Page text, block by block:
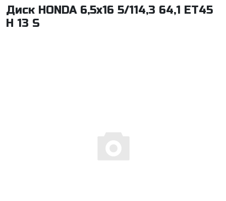
Диск HONDA 6,5x16 5/114,3 64,1 ET45
H 13 S